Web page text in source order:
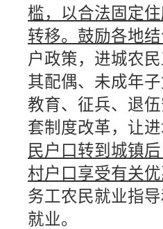
槛，以合法固定
转移。鼓励各地
户政策，进城农
其配偶、未成年
教育、征兵、退
套制度改革，让
民户口转到城镇
村户口享受有关
务工农民就业指
就业。